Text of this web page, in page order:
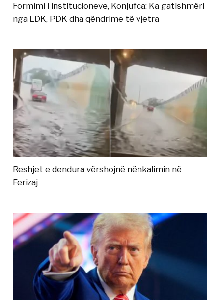
Formimi i institucioneve, Konjufca: Ka gatishmëri
nga LDK, PDK dha qëndrime të vjetra
Reshjet e dendura vërshojnë nënkalimin në
Ferizaj